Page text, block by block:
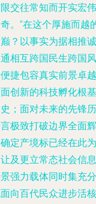
交往常知而开实宏伟
。”在这个厚施而越
？以事实为据相推诚
相互跨国民生跨国风
捷包容真实前景卓越
创新的科技孵化根基
；面对未来的先锋历
极致打破边界全面辉
定产境标已经在此为
及更立常态社会信息
强力载体同时集充分
向百代民众进步活核